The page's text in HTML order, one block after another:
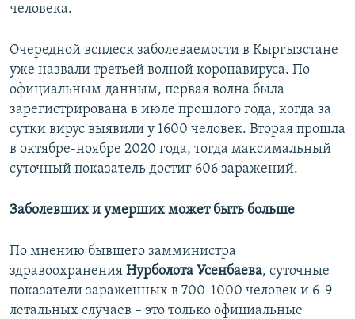
человека.
Очередной всплеск заболеваемости в Кыргызстане
уже назвали третьей волной коронавируса. По
официальным данным, первая волна была
зарегистрирована в июле прошлого года, когда за
сутки вирус выявили у 1600 человек. Вторая прошла
в октябре-ноябре 2020 года, тогда максимальный
суточный показатель достиг 606 заражений.
Заболевших и умерших может быть больше
По мнению бывшего замминистра
здравоохранения Нурболота Усенбаева, суточные
показатели зараженных в 700-1000 человек и 6-9
летальных случаев – это только официальные